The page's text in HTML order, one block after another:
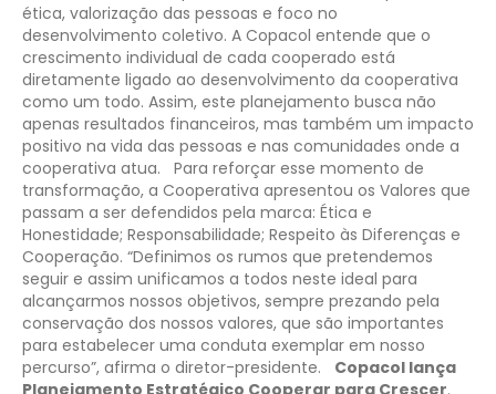
ética, valorização das pessoas e foco no
desenvolvimento coletivo. A Copacol entende que o
crescimento individual de cada cooperado está
diretamente ligado ao desenvolvimento da cooperativa
como um todo. Assim, este planejamento busca não
apenas resultados financeiros, mas também um impacto
positivo na vida das pessoas e nas comunidades onde a
cooperativa atua.
Para reforçar esse momento de
transformação, a Cooperativa apresentou os Valores que
passam a ser defendidos pela marca: Ética e
Honestidade; Responsabilidade; Respeito às Diferenças e
Cooperação. “Definimos os rumos que pretendemos
seguir e assim unificamos a todos neste ideal para
alcançarmos nossos objetivos, sempre prezando pela
conservação dos nossos valores, que são importantes
para estabelecer uma conduta exemplar em nosso
percurso”, afirma o diretor-presidente.
Copacol lança
Planejamento Estratégico Cooperar para Crescer.